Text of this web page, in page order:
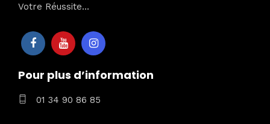
Votre Réussite…
Pour plus d’information
01 34 90 86 85